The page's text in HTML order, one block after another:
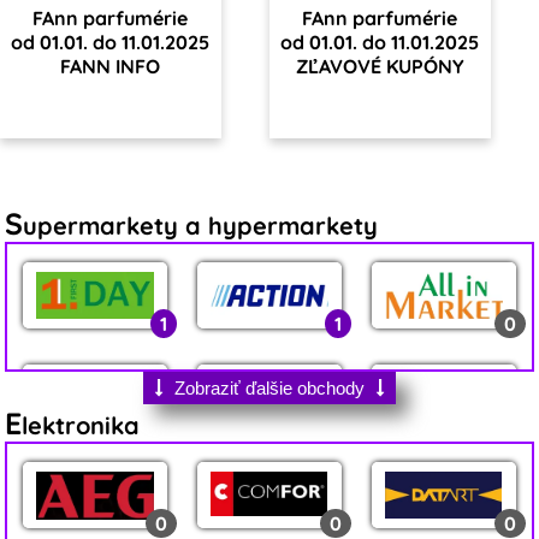
FAnn parfumérie
od 01.01. do 11.01.2025
FANN INFO
FAnn parfumérie
od 01.01. do 11.01.2025
ZĽAVOVÉ KUPÓNY
Supermarkety a hypermarkety
1 1 0
0 2
1 5 3
Zobraziť ďalšie obchody
Elektronika
0 0 0